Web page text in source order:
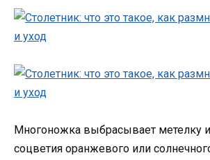
Многоножка выбрасывает метелку
соцветия оранжевого или